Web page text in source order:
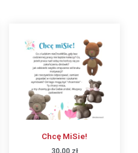
Chcę MiSie!
30,00 zł